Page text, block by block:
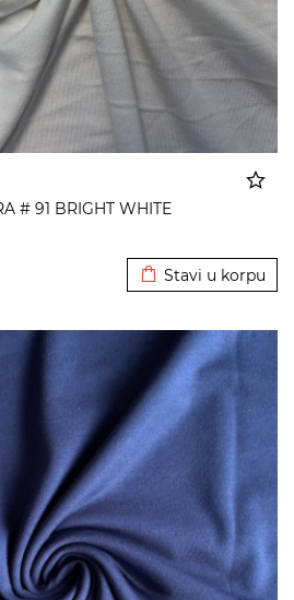
# 91 BRIGHT WHITE
Stavi u korpu